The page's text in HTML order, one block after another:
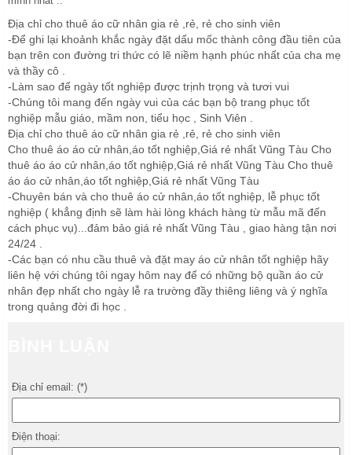
Địa chỉ cho thuê áo cữ nhân gia rẻ ,rẻ, rẻ cho sinh viên
-Để ghi lại khoảnh khắc ngày đặt dấu mốc thành công đầu tiên của
bạn trên con đường tri thức có lẽ niềm hạnh phúc nhất của cha mẹ
và thầy cô .
-Làm sao để ngày tốt nghiệp được trịnh trọng và tươi vui
-Chúng tôi mang đến ngày vui của các bạn bộ trang phục tốt
nghiệp mẫu giáo, mầm non, tiểu học , Sinh Viên .
Địa chỉ cho thuê áo cữ nhân gia rẻ ,rẻ, rẻ cho sinh viên
Cho thuê áo áo cử nhân,áo tốt nghiệp,Giá rẻ nhất Vũng Tàu Cho
thuê áo áo cử nhân,áo tốt nghiệp,Giá rẻ nhất Vũng Tàu Cho thuê
áo áo cử nhân,áo tốt nghiệp,Giá rẻ nhất Vũng Tàu
-Chuyên bán và cho thuê áo cử nhân,áo tốt nghiệp, lễ phục tốt
nghiệp ( khẳng định sẽ làm hài lòng khách hàng từ mẫu mã đến
cách phục vụ)...đảm bảo giá rẻ nhất Vũng Tàu , giao hàng tận nơi
24/24 .
-Các bạn có nhu cầu thuê và đặt may áo cử nhân tốt nghiệp hãy
liên hệ với chúng tôi ngay hôm nay để có những bộ quần áo cử
nhân đẹp nhất cho ngày lễ ra trường đầy thiêng liêng và ý nghĩa
trong quảng đời đi học .
Địa chỉ email: (*)
Điện thoại: